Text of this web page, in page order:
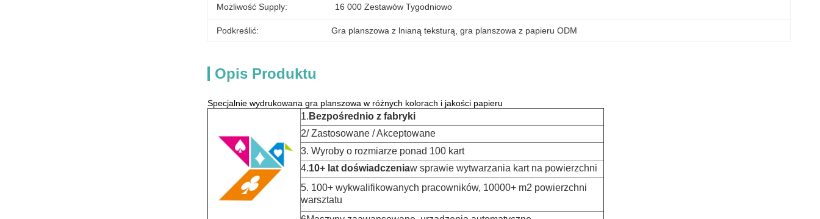
Możliwość Supply: 16 000 Zestawów Tygodniowo
Podkreślić: Gra planszowa z lnianą teksturą , gra planszowa z papieru ODM
Opis Produktu
Specjalnie wydrukowana gra planszowa w różnych kolorach i jakości papieru
1. Bezpośrednio z fabryki
2/ Zastosowane / Akceptowane
3. Wyroby o rozmiarze ponad 100 kart
4.10+ lat doświadczeniaw sprawie wytwarzania kart na powierzchni
5. 100+ wykwalifikowanych pracowników, 10000+ m2 powierzchni
warsztatu